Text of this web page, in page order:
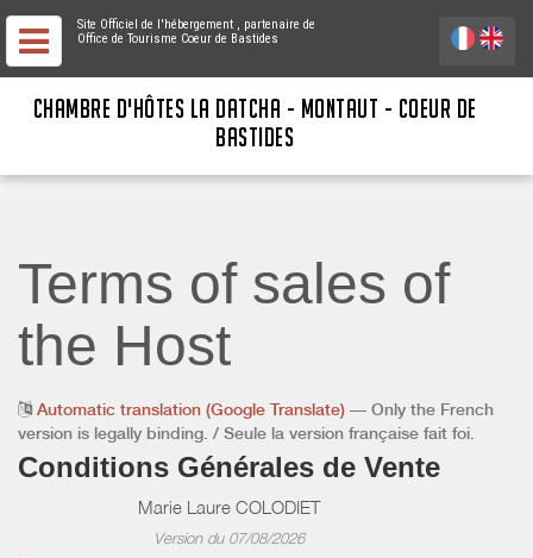
Site Officiel de l'hébergement , partenaire de
Office de Tourisme Coeur de Bastides
CHAMBRE D'HÔTES LA DATCHA - MONTAUT - COEUR DE
BASTIDES
Terms of sales of
the Host
Automatic translation (Google Translate) — Only the French
version is legally binding. / Seule la version française fait foi.
Conditions Générales de Vente
Marie Laure COLODIET
Version du 07/08/2026